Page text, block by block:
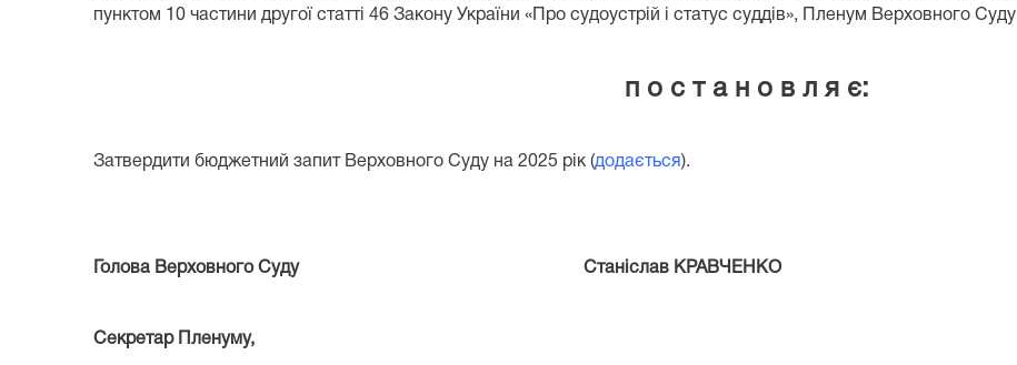
пунктом 10 частини другої статті 46 Закону України «Про судоустрій і статус суддів», Пленум Верховного Суду
п о с т а н о в л я є:
Затвердити бюджетний запит Верховного Суду на 2025 рік (додається).
Голова Верховного Суду Станіслав КРАВЧЕНКО
Секретар Пленуму,